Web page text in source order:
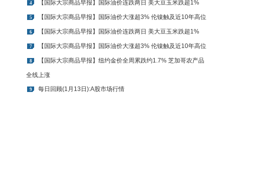
4 【国际大宗商品早报】国际油价连跌两日 美大豆玉米跌超1%
5 【国际大宗商品早报】国际油价大涨超3% 伦镍触及近10年高位
6 【国际大宗商品早报】国际油价连跌两日 美大豆玉米跌超1%
7 【国际大宗商品早报】国际油价大涨超3% 伦镍触及近10年高位
8 【国际大宗商品早报】纽约金价全周累跌约1.7% 芝加哥农产品
全线上涨
9 每日回顾(1月13日):A股市场行情